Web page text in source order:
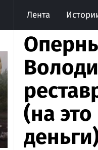
Лента
(на